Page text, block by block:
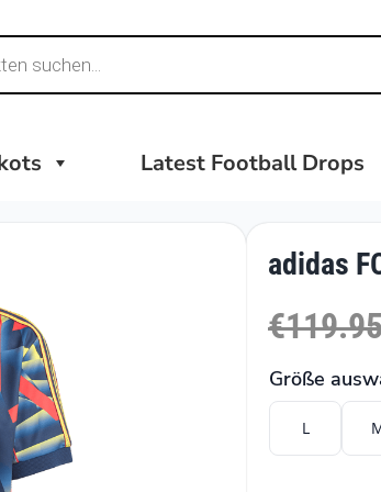
Latest Football Drops
adidas
Größe
L